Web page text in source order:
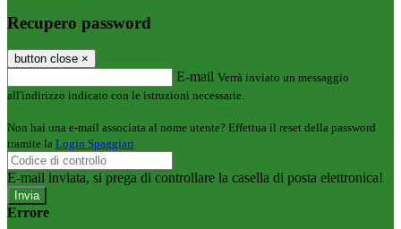
Recupero password
button close ×
E-mail Verrà inviato un messaggio
all'indirizzo indicato con le istruzioni necessarie.
Non hai una e-mail associata al nome utente? Effettua il reset della password
tramite la Login Spaggiari
E-mail inviata, si prega di controllare la casella di posta elettronica!
Errore